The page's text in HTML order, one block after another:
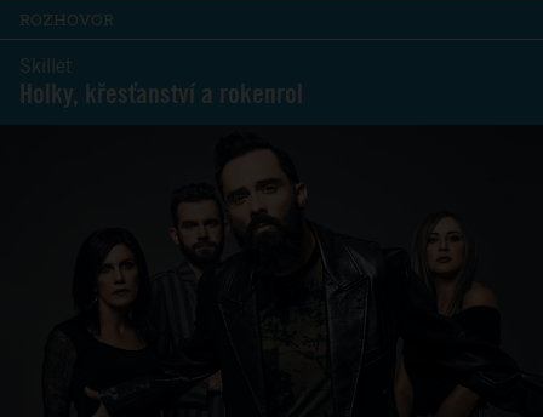
ROZHOVOR
Skillet
Holky, křesťanství a rokenrol